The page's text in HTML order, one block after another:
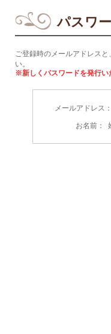
パスワ
ご登録時のメールアドレス
い。
※新しくパスワードを発行い
メールアドレス
お名前：